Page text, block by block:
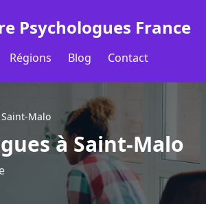
Psychologues France
Régions Blog Contact
Saint-Malo
à Saint-Malo